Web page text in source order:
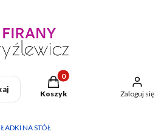
Produkty w koszyku: 0.
Koszyk Zaloguj się
NA STÓŁ